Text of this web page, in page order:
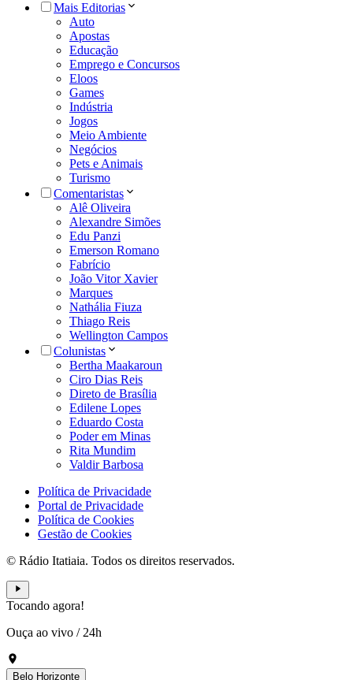
Mais Editorias
Auto
Apostas
Educação
Emprego e Concursos
Eloos
Games
Indústria
Jogos
Meio Ambiente
Negócios
Pets e Animais
Turismo
Comentaristas
Alê Oliveira
Alexandre Simões
Edu Panzi
Emerson Romano
Fabrício
João Vitor Xavier
Marques
Nathália Fiuza
Thiago Reis
Wellington Campos
Colunistas
Bertha Maakaroun
Ciro Dias Reis
Direto de Brasília
Edilene Lopes
Eduardo Costa
Poder em Minas
Rita Mundim
Valdir Barbosa
Política de Privacidade
Portal de Privacidade
Política de Cookies
Gestão de Cookies
© Rádio Itatiaia. Todos os direitos reservados.
Tocando agora!
Ouça ao vivo / 24h
Belo Horizonte